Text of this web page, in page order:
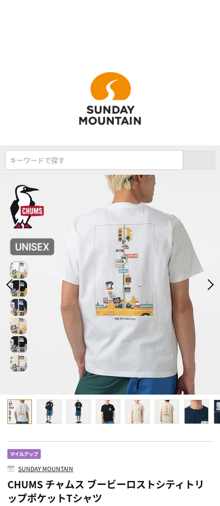
キーワードで探す
SUNDAY MOUNTAIN
CHUMS チャムス ブービーロストシティトリ
ップポケットTシャツ